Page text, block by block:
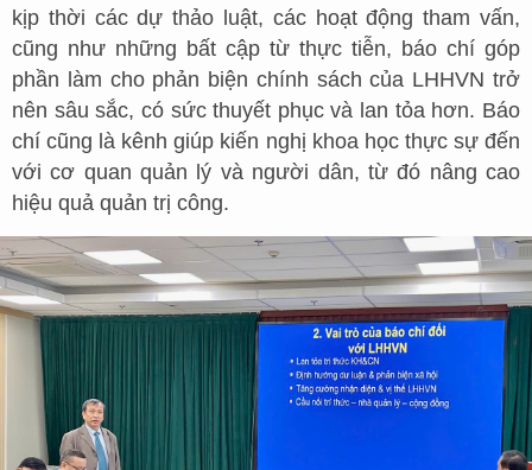
kịp thời các dự thảo luật, các hoạt động tham vấn,
cũng như những bất cập từ thực tiễn, báo chí góp
phần làm cho phản biện chính sách của LHHVN trở
nên sâu sắc, có sức thuyết phục và lan tỏa hơn. Báo
chí cũng là kênh giúp kiến nghị khoa học thực sự đến
với cơ quan quản lý và người dân, từ đó nâng cao
hiệu quả quản trị công.